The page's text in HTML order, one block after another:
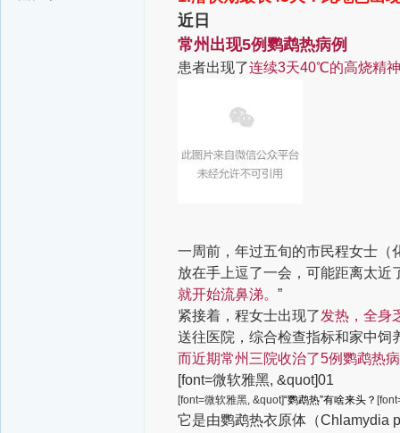
近日
常州出现5例鹦鹉热病例
患者出现了连续3天40℃的高烧精
一周前，年过五旬的市民程女士（
放在手上逗了一会，可能距离太近
就开始流鼻涕。 ”
紧接着，程女士出现了发热，全身
送往医院，综合检查指标和家中饲
而近期常州三院收治了5例鹦鹉热
[font=微软雅黑, &quot]01
[font=微软雅黑, &quot]“鹦鹉热”有啥来头？
它是由鹦鹉热衣原体（Chlamydia